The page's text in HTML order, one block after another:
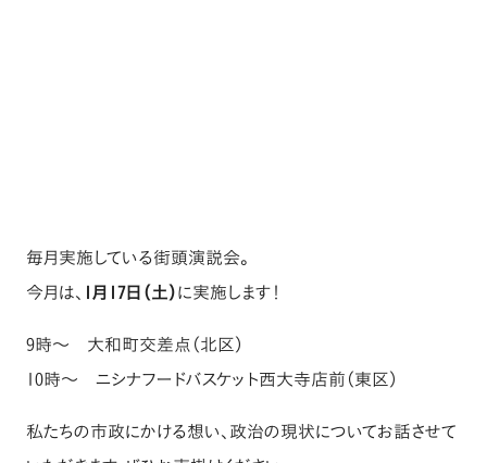
毎月実施している街頭演説会。
今月は、 1月17日（土）に実施します！
9時〜 大和町交差点（北区）
10時〜 ニシナフードバスケット西大寺店前（東区）
私たちの市政にかける想い、政治の現状についてお話させて